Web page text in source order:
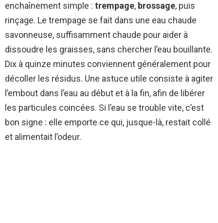
enchaînement simple : trempage, brossage, puis
rinçage. Le trempage se fait dans une eau chaude
savonneuse, suffisamment chaude pour aider à
dissoudre les graisses, sans chercher l’eau bouillante.
Dix à quinze minutes conviennent généralement pour
décoller les résidus. Une astuce utile consiste à agiter
l’embout dans l’eau au début et à la fin, afin de libérer
les particules coincées. Si l’eau se trouble vite, c’est
bon signe : elle emporte ce qui, jusque-là, restait collé
et alimentait l’odeur.